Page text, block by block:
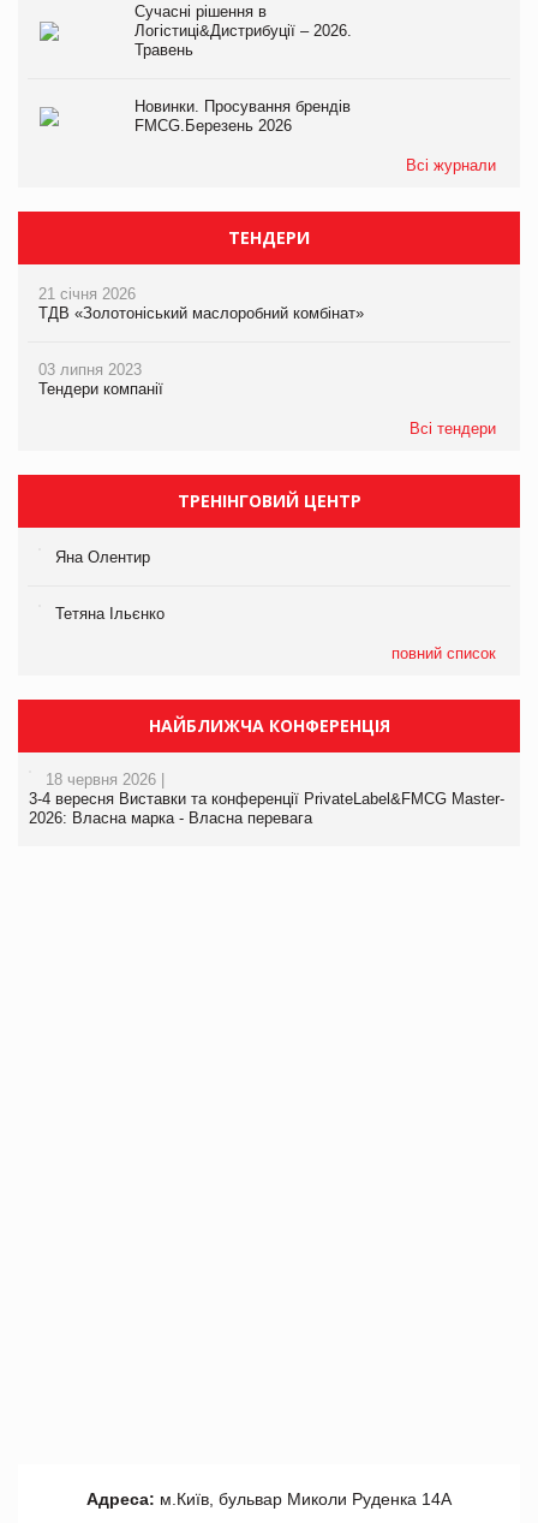
Сучасні рішення в
Логістиці&Дистрибуції – 2026.
Травень
Новинки. Просування брендів
FMCG.Березень 2026
Всі журнали
ТЕНДЕРИ
21 січня 2026
ТДВ «Золотоніський маслоробний комбінат»
03 липня 2023
Тендери компанії
Всі тендери
ТРЕНІНГОВИЙ ЦЕНТР
Яна Олентир
Тетяна Ільєнко
повний список
НАЙБЛИЖЧА КОНФЕРЕНЦІЯ
18 червня 2026 |
3-4 вересня Виставки та конференції PrivateLabel&FMCG Master-
2026: Власна марка - Власна перевага
Адреса: м.Київ, бульвар Миколи Руденка 14А